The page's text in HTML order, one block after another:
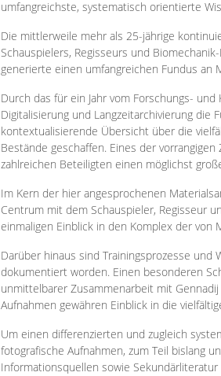
umfangreichste, systematisch orientierte
Die mittlerweile mehr als 25-jährige
Schauspielers, Regisseurs und
generierte einen umfangreichen Fundus an
Durch das für ein Jahr vom Forschungs-
Digitalisierung und Langzeitarchivierung
kontextualisierende Übersicht über die
Bestände geschaffen. Eines der
zahlreichen Beteiligten einen möglichst
Im Kern der hier angesprochenen
Centrum mit dem Schauspieler, Regisseur
einmaligen Einblick in den Komplex der
Darüber hinaus sind Trainingsprozesse und
dokumentiert worden. Einen besonderen
unmittelbarer Zusammenarbeit mit
Aufnahmen gewähren Einblick in die
Um einen differenzierten und zugleich
fotografische Aufnahmen, zum Teil bislang
Informationsquellen sowie Sekundärliteratur